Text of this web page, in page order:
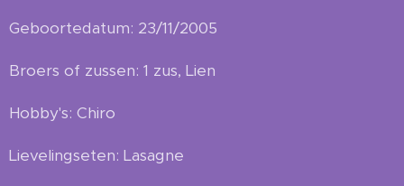
Geboortedatum: 23/11/2005
Broers of zussen: 1 zus, Lien
Hobby's: Chiro
Lievelingseten: Lasagne